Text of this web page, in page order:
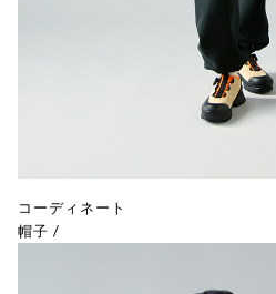
コーディネート
帽子 /